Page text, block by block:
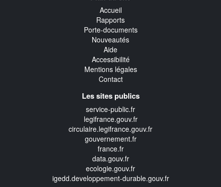
Accueil
Rapports
Porte-documents
Nouveautés
Aide
Accessibilité
Mentions légales
Contact
Les sites publics
service-public.fr
legifrance.gouv.fr
circulaire.legifrance.gouv.fr
gouvernement.fr
france.fr
data.gouv.fr
ecologie.gouv.fr
igedd.developpement-durable.gouv.fr